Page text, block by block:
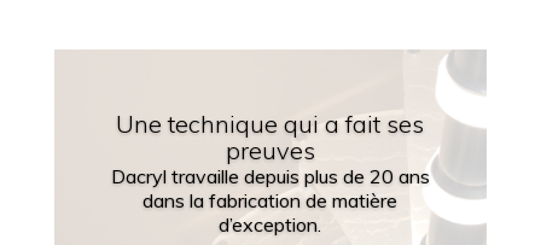
Une technique qui a fait ses
preuves
Dacryl travaille depuis plus de 20 ans
dans la fabrication de matière
d’exception.